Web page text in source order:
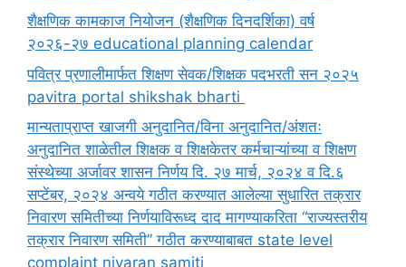
शैक्षणिक कामकाज नियोजन (शैक्षणिक दिनदर्शिका) वर्ष
२०२६-२७ educational planning calendar
पवित्र प्रणालीमार्फत शिक्षण सेवक/शिक्षक पदभरती सन २०२५
pavitra portal shikshak bharti
मान्यताप्राप्त खाजगी अनुदानित/विना अनुदानित/अंशतः
अनुदानित शाळेतील शिक्षक व शिक्षकेतर कर्मचाऱ्यांच्या व शिक्षण
संस्थेच्या अर्जावर शासन निर्णय दि. २७ मार्च, २०२४ व दि.६
सप्टेंबर, २०२४ अन्वये गठीत करण्यात आलेल्या सुधारित तक्रार
निवारण समितीच्या निर्णयाविरूध्द दाद मागण्याकरिता “राज्यस्तरीय
तक्रार निवारण समिती” गठीत करण्याबाबत state level
complaint nivaran samiti